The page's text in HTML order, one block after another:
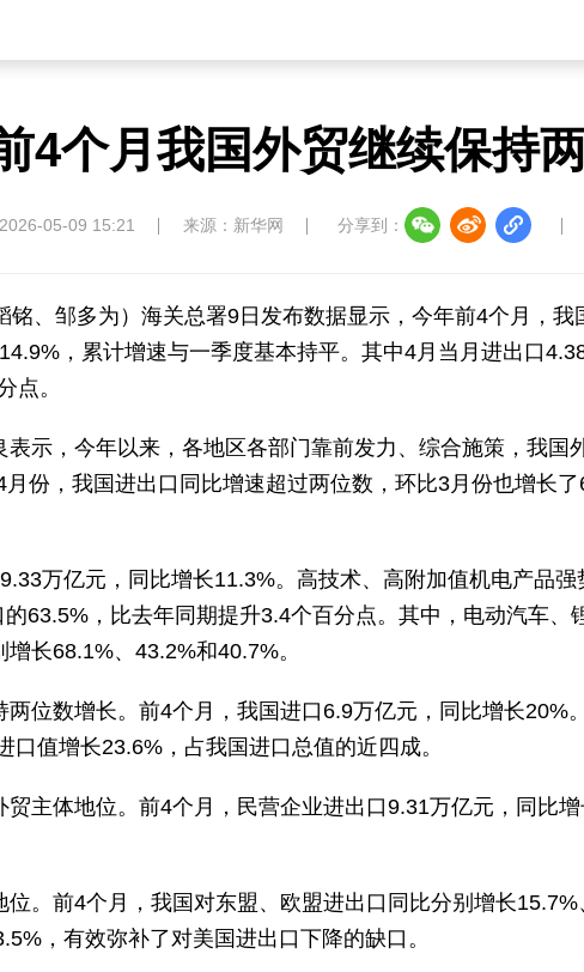
4个月我国外贸继续保持
2026-05-09 15:21 来源：新华网 分享到：
铭、邹多为）海关总署9日发布数据显示，今年前4个月，我
，累计增速与一季度基本持平。其中4月当月进出口
点。
示，今年以来，各地区各部门靠前发力、综合施策，我国
份，我国进出口同比增速超过两位数，环比3月份也增长
万亿元，同比增长11.3%。高技术、高附加值机电产品强
63.5%，比去年同期提升3.4个百分点。其中，电动汽车、
长68.1%、43.2%和40.7%。
两位数增长。前4个月，我国进口6.9万亿元，同比增长20%
值增长23.6%，占我国进口总值的近四成。
主体地位。前4个月，民营企业进出口9.31万亿元，同比增
。前4个月，我国对东盟、欧盟进出口同比分别增长15.7%
，有效弥补了对美国进出口下降的缺口。